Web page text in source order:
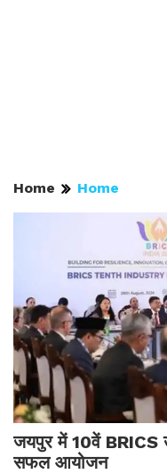
Home Home
जयपुर में 10वें BRICS
सफल आयोजन